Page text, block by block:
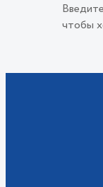
чтобы